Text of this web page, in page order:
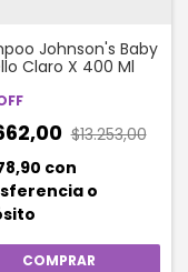
Johnson's Baby
Claro X 400 Ml
$13.253,00
con
o